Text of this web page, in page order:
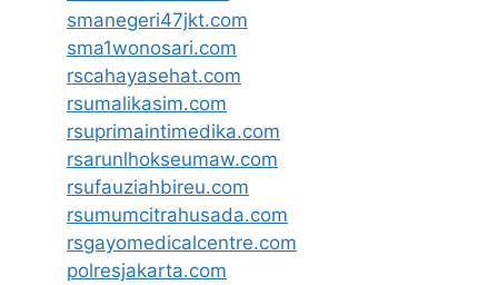
smanegeri47jkt.com
sma1wonosari.com
rscahayasehat.com
rsumalikasim.com
rsuprimaintimedika.com
rsarunlhokseumaw.com
rsufauziahbireu.com
rsumumcitrahusada.com
rsgayomedicalcentre.com
polresjakarta.com